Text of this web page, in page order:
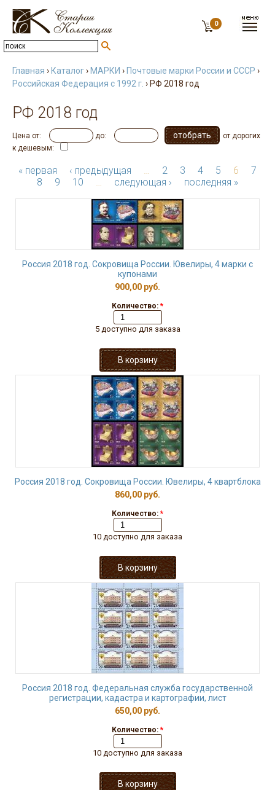
0
Главная › Каталог› МАРКИ › Почтовые марки России и СССР ›
Российская Федерация с 1992 г. › РФ 2018 год
РФ 2018 год
Цена от: до:
от дорогих
к дешевым:
« первая ‹ предыдущая … 2 3 4 5 6
7
8
9 10 … следующая › последняя »
Россия 2018 год. Сокровища России. Ювелиры, 4 марки с
купонами
900,00 руб.
Количество: *
5 доступно для заказа
Россия 2018 год. Сокровища России. Ювелиры, 4 квартблока
860,00 руб.
Количество: *
10 доступно для заказа
Россия 2018 год. Федеральная служба государственной
регистрации, кадастра и картографии, лист
650,00 руб.
Количество: *
10 доступно для заказа